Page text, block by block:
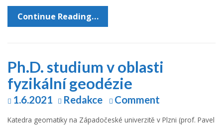
Continue Reading…
Ph.D. studium v oblasti
fyzikální geodézie
1.6.2021 Redakce Comment
Katedra geomatiky na Západočeské univerzitě v Plzni (prof. Pavel